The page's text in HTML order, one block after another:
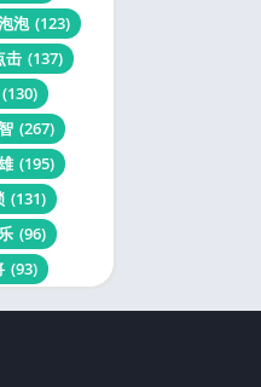
泡 (123)
击 (137)
(130)
(267)
(195)
(131)
(96)
(93)